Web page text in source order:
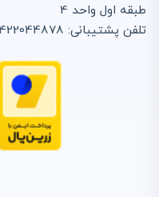
طبقه اول واحد 4
تلفن پشتیبانی: 09422044878 - 09390126376 - 09122411741